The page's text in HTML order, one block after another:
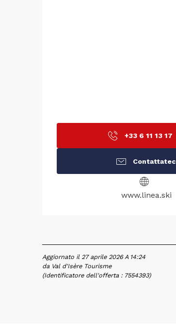
+33 6 11 13 17
www.linea.ski
Aggiornato il 27 aprile 2026 A 14:24
da Val d'Isère Tourisme
(Identificatore dell'offerta : 7554393)